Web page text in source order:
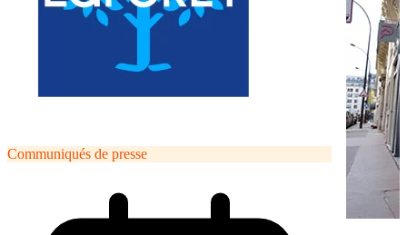
Communiqués de presse